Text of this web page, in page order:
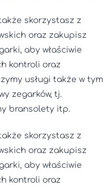
skorzystasz z
oraz zakupisz
aby właściwie
kontroli oraz
usługi także w tym
zegarków, tj.
bransolety itp.
skorzystasz z
oraz zakupisz
aby właściwie
kontroli oraz